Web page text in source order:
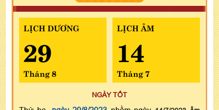
LỊCH DƯƠNG
29
Tháng 8
LỊCH ÂM
14
Tháng 7
NGÀY TỐT